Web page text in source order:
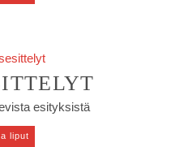
esityksistä
liput